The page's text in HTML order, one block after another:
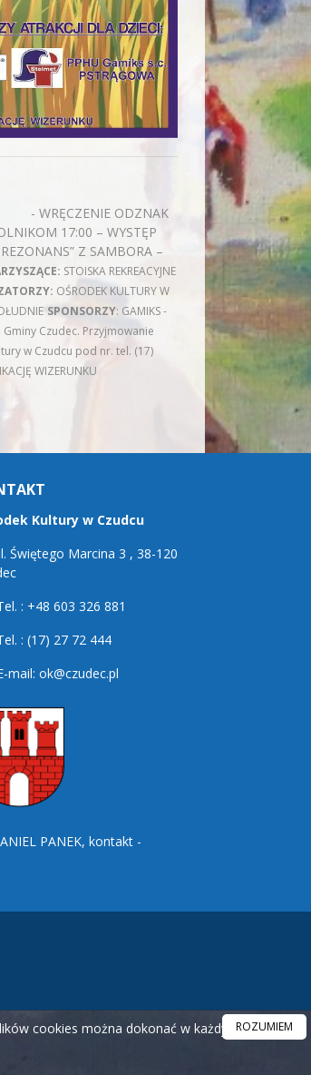
- WRĘCZENIE ODZNAK
17:00 – WYSTĘP
Z SAMBORA –
STOISKA REKREACYJNE
OŚRODEK KULTURY W
SPONSORZY: GAMIKS -
Czudec. Przyjmowanie
w Czudcu pod nr. tel. (17)
WIZERUNKU
Kultury w Czudcu
Świętego Marcina 3 , 38-120
: +48 603 326 881
: (17) 27 72 444
mail: ok@czudec.pl
PANEK, kontakt -
cookies można dokonać w każdym czasie.
ROZUMIEM